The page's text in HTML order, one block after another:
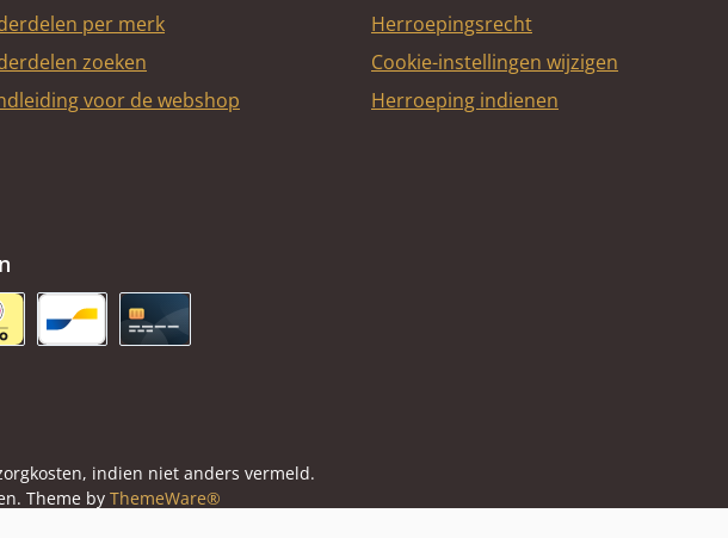
per merk
zoeken
voor de webshop
Herroepingsrecht
Cookie-instellingen wijzigen
Herroeping indienen
indien niet anders vermeld.
Theme by ThemeWare®